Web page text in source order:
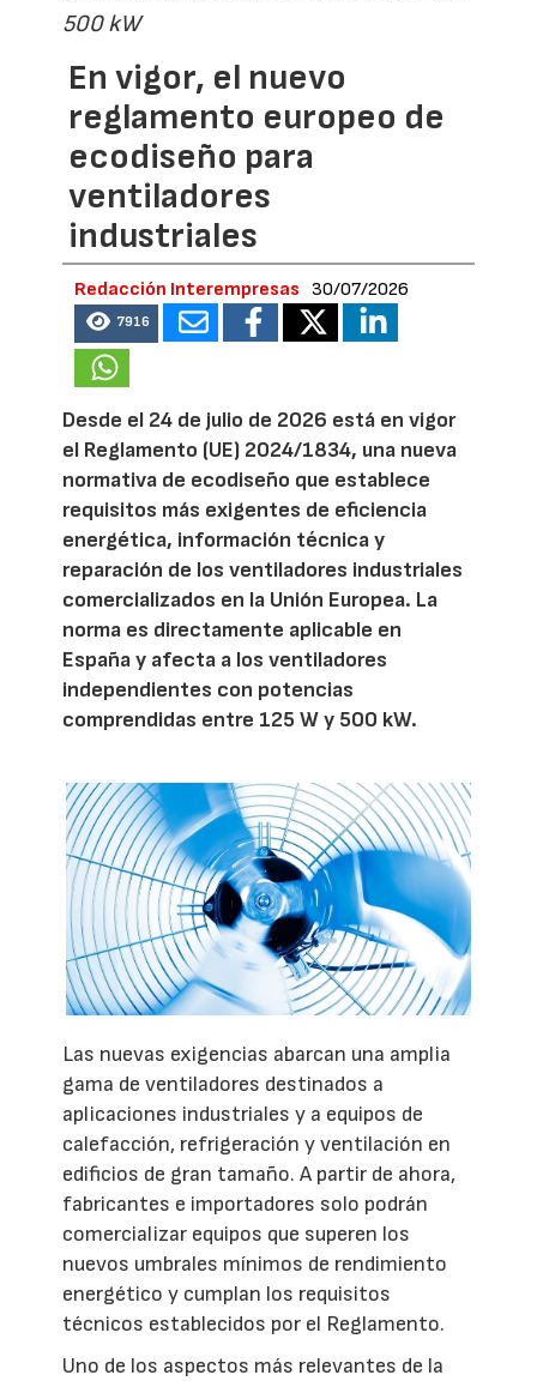
500 kW
En vigor, el nuevo
reglamento europeo de
ecodiseño para
ventiladores
industriales
Redacción Interempresas 30/07/2026
7916
Desde el 24 de julio de 2026 está en vigor
el Reglamento (UE) 2024/1834, una nueva
normativa de ecodiseño que establece
requisitos más exigentes de eficiencia
energética, información técnica y
reparación de los ventiladores industriales
comercializados en la Unión Europea. La
norma es directamente aplicable en
España y afecta a los ventiladores
independientes con potencias
comprendidas entre 125 W y 500 kW.
Las nuevas exigencias abarcan una amplia
gama de ventiladores destinados a
aplicaciones industriales y a equipos de
calefacción, refrigeración y ventilación en
edificios de gran tamaño. A partir de ahora,
fabricantes e importadores solo podrán
comercializar equipos que superen los
nuevos umbrales mínimos de rendimiento
energético y cumplan los requisitos
técnicos establecidos por el Reglamento.
Uno de los aspectos más relevantes de la